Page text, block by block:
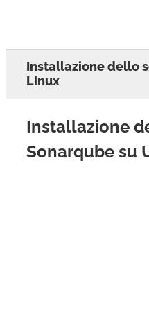
Installazione dello
Linux
Installazione
Sonarqube su